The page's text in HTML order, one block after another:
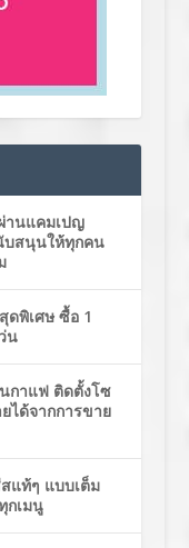
านแคมเปญ
บสนุนให้ทุกคน
ดพิเศษ ซื้อ 1
น
กาแฟ ติดตั้งโซ
ได้จากการขาย
แท้ๆ แบบเต็ม
กเมนู